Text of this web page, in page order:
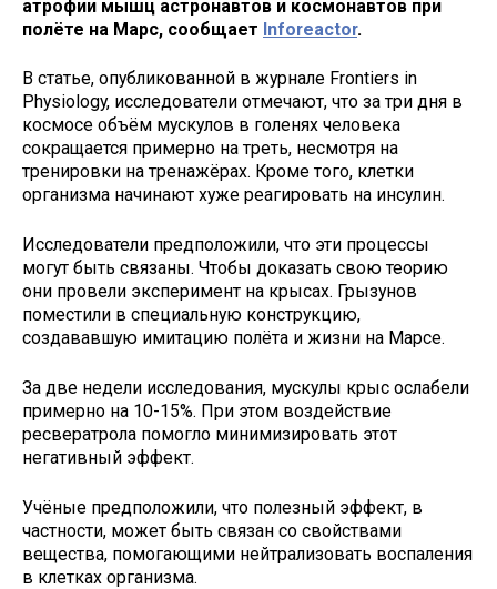
атрофии мышц астронавтов и космонавтов при
полёте на Марс, сообщает Inforeactor.
В статье, опубликованной в журнале Frontiers in
Physiology, исследователи отмечают, что за три дня в
космосе объём мускулов в голенях человека
сокращается примерно на треть, несмотря на
тренировки на тренажёрах. Кроме того, клетки
организма начинают хуже реагировать на инсулин.
Исследователи предположили, что эти процессы
могут быть связаны. Чтобы доказать свою теорию
они провели эксперимент на крысах. Грызунов
поместили в специальную конструкцию,
создававшую имитацию полёта и жизни на Марсе.
За две недели исследования, мускулы крыс ослабели
примерно на 10-15%. При этом воздействие
ресвератрола помогло минимизировать этот
негативный эффект.
Учёные предположили, что полезный эффект, в
частности, может быть связан со свойствами
вещества, помогающими нейтрализовать воспаления
в клетках организма.